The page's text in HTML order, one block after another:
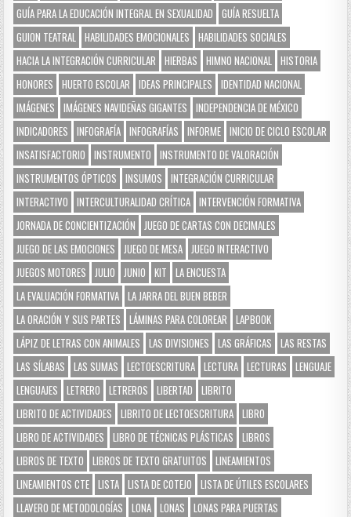
GUÍA PARA LA EDUCACIÓN INTEGRAL EN SEXUALIDAD
GUÍA RESUELTA
GUION TEATRAL HABILIDADES EMOCIONALES
HABILIDADES SOCIALES
HACIA LA INTEGRACIÓN CURRICULAR
HIERBAS HIMNO NACIONAL HISTORIA
HONORES
HUERTO ESCOLAR IDEAS PRINCIPALES
IDENTIDAD NACIONAL
IMÁGENES
IMÁGENES NAVIDEÑAS GIGANTES
INDEPENDENCIA DE MÉXICO
INDICADORES
INFOGRAFÍA INFOGRAFÍAS INFORME INICIO DE CICLO ESCOLAR
INSATISFACTORIO
INSTRUMENTO
INSTRUMENTO DE VALORACIÓN
INSTRUMENTOS ÓPTICOS
INSUMOS
INTEGRACIÓN CURRICULAR
INTERACTIVO
INTERCULTURALIDAD CRÍTICA INTERVENCIÓN FORMATIVA
JORNADA DE CONCIENTIZACIÓN
JUEGO DE CARTAS CON DECIMALES
JUEGO DE LAS EMOCIONES
JUEGO DE MESA JUEGO INTERACTIVO
JUEGOS MOTORES
JULIO JUNIO KIT
LA ENCUESTA
LA EVALUACIÓN FORMATIVA LA JARRA DEL BUEN BEBER
LA ORACIÓN Y SUS PARTES
LÁMINAS PARA COLOREAR
LAPBOOK
LÁPIZ DE LETRAS CON ANIMALES
LAS DIVISIONES LAS GRÁFICAS
LAS RESTAS
LAS SÍLABAS
LAS SUMAS LECTOESCRITURA LECTURA LECTURAS
LENGUAJE
LENGUAJES
LETRERO LETREROS LIBERTAD
LIBRITO
LIBRITO DE ACTIVIDADES
LIBRITO DE LECTOESCRITURA LIBRO
LIBRO DE ACTIVIDADES
LIBRO DE TÉCNICAS PLÁSTICAS
LIBROS
LIBROS DE TEXTO
LIBROS DE TEXTO GRATUITOS
LINEAMIENTOS
LINEAMIENTOS CTE LISTA LISTA DE COTEJO
LISTA DE ÚTILES ESCOLARES
LLAVERO DE METODOLOGÍAS
LONA LONAS
LONAS PARA PUERTAS